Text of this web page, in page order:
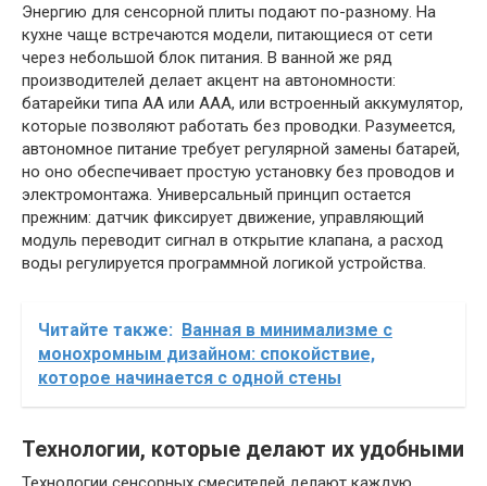
Энергию для сенсорной плиты подают по-разному. На
кухне чаще встречаются модели, питающиеся от сети
через небольшой блок питания. В ванной же ряд
производителей делает акцент на автономности:
батарейки типа AA или AAA, или встроенный аккумулятор,
которые позволяют работать без проводки. Разумеется,
автономное питание требует регулярной замены батарей,
но оно обеспечивает простую установку без проводов и
электромонтажа. Универсальный принцип остается
прежним: датчик фиксирует движение, управляющий
модуль переводит сигнал в открытие клапана, а расход
воды регулируется программной логикой устройства.
Читайте также: Ванная в минимализме с
монохромным дизайном: спокойствие,
которое начинается с одной стены
Технологии, которые делают их удобными